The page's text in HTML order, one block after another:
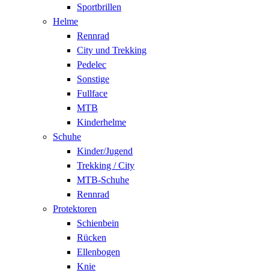
Sportbrillen
Helme
Rennrad
City und Trekking
Pedelec
Sonstige
Fullface
MTB
Kinderhelme
Schuhe
Kinder/Jugend
Trekking / City
MTB-Schuhe
Rennrad
Protektoren
Schienbein
Rücken
Ellenbogen
Knie